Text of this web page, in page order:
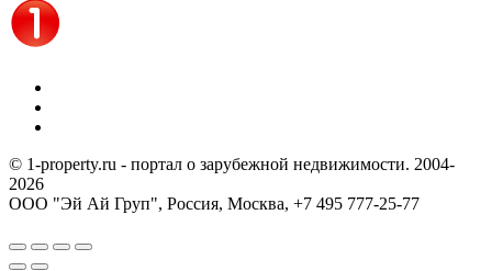
© 1-property.ru - портал о зарубежной недвижимости. 2004-
2026
ООО "Эй Ай Груп", Россия, Москва, +7 495 777-25-77